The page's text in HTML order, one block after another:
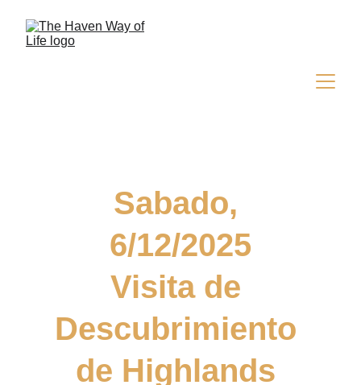
Sabado,
6/12/2025
Visita de
Descubrimiento
de Highlands